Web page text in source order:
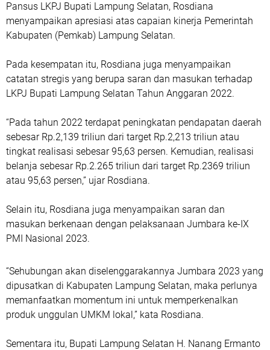
Pansus LKPJ Bupati Lampung Selatan, Rosdiana
menyampaikan apresiasi atas capaian kinerja Pemerintah
Kabupaten (Pemkab) Lampung Selatan.
Pada kesempatan itu, Rosdiana juga menyampaikan
catatan stregis yang berupa saran dan masukan terhadap
LKPJ Bupati Lampung Selatan Tahun Anggaran 2022.
“Pada tahun 2022 terdapat peningkatan pendapatan daerah
sebesar Rp.2,139 triliun dari target Rp.2,213 triliun atau
tingkat realisasi sebesar 95,63 persen. Kemudian, realisasi
belanja sebesar Rp.2.265 triliun dari target Rp.2369 triliun
atau 95,63 persen,” ujar Rosdiana.
Selain itu, Rosdiana juga menyampaikan saran dan
masukan berkenaan dengan pelaksanaan Jumbara ke-IX
PMI Nasional 2023.
“Sehubungan akan diselenggarakannya Jumbara 2023 yang
dipusatkan di Kabupaten Lampung Selatan, maka perlunya
memanfaatkan momentum ini untuk memperkenalkan
produk unggulan UMKM lokal,” kata Rosdiana.
Sementara itu, Bupati Lampung Selatan H. Nanang Ermanto